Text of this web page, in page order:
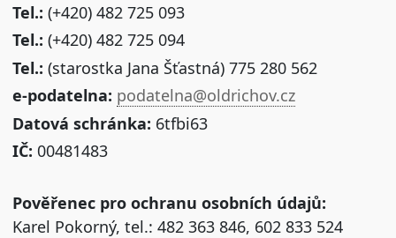
Tel.: (+420) 482 725 093
Tel.: (+420) 482 725 094
Tel.: (starostka Jana Šťastná) 775 280 562
e-podatelna: podatelna@oldrichov.cz
Datová schránka: 6tfbi63
IČ: 00481483
Pověřenec pro ochranu osobních údajů:
Karel Pokorný, tel.: 482 363 846, 602 833 524